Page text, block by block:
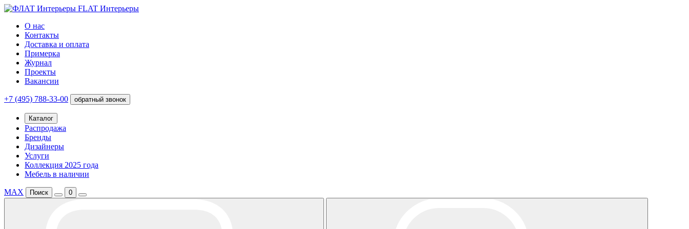
FLAT Интерьеры
О нас
Контакты
Доставка и оплата
Примерка
Журнал
Проекты
Вакансии
+7 (495) 788-33-00 обратный звонок
Каталог
Распродажа
Бренды
Дизайнеры
Услуги
Коллекция 2025 года
Мебель в наличии
MAX Поиск 0